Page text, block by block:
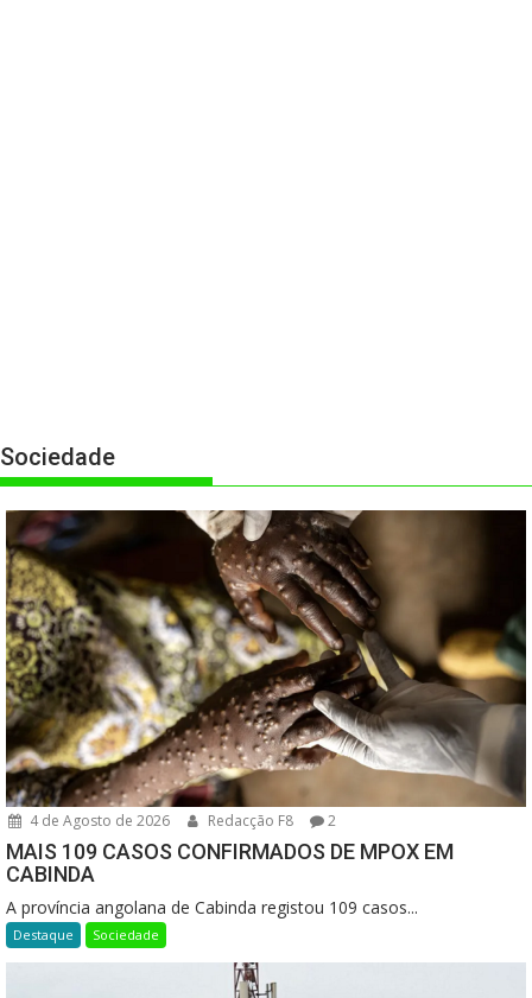
Sociedade
4 de Agosto de 2026 Redacção F8 2
MAIS 109 CASOS CONFIRMADOS DE MPOX EM
CABINDA
A província angolana de Cabinda registou 109 casos...
Destaque Sociedade